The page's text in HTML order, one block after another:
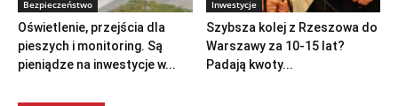
Bezpieczeństwo
Oświetlenie, przejścia dla
pieszych i monitoring. Są
pieniądze na inwestycje w...
Inwestycje
Szybsza kolej z Rzeszowa do
Warszawy za 10-15 lat?
Padają kwoty...